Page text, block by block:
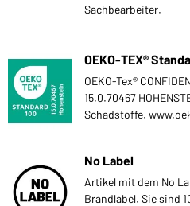
Sachbearbeiter.
OEKO-TEX®
OEKO-Tex®
15.0.70467
Schadstoffe.
No Label
Artikel mit dem No
Brandlabel. Sie sind